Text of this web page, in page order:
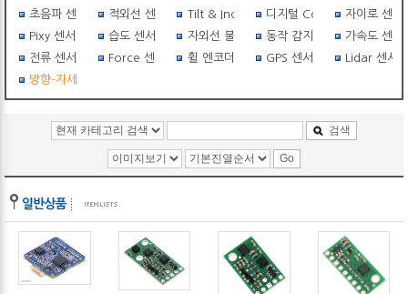
초음파 센서 적외선 센서 Tilt & Inclinometer디지털 Compass자이로 센서
Pixy 센서
습도 센서 자외선 불꽃감지 센서동작 감지 센서 가속도 센서
전류 센서
Force 센서 휠 엔코더 GPS 센서
Lidar 센서
방향-자세센서
검색